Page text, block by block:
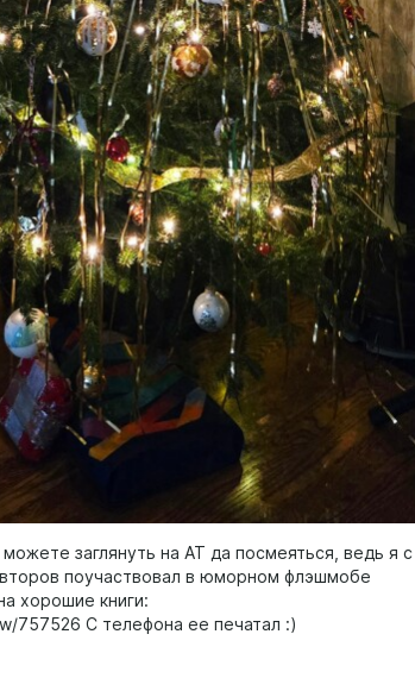
заглянуть на АТ да посмеяться, ведь я с
поучаствовал в юморном флэшмобе
хорошие книги:
757526 С телефона ее печатал :)